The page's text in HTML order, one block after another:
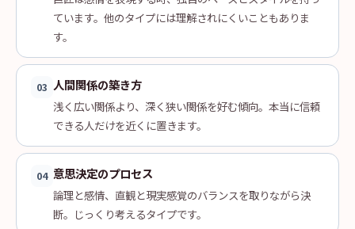
ています。他のタイプには理解されにくいこともありま
す。
03 人間関係の築き方
浅く広い関係より、深く狭い関係を好む傾向。本当に信頼
できる人だけを近くに置きます。
04 意思決定のプロセス
論理と感情、直観と現実感覚のバランスを取りながら決
断。じっくり考えるタイプです。